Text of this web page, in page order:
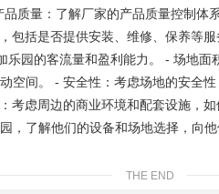
质量：了解厂家的产品质量控制体
包括是否提供安装、维修、保养等
园的客流量和盈利能力。 - 场地面
空间。 - 安全性：考虑场地的安全
考虑周边的商业环境和配套设施，
，了解他们的设备和场地选择，向
THE END